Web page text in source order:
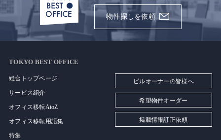
物件探しを依頼
TOKYO BEST OFFICE
総合トップページ
サービス紹介
オフィス移転AtoZ
オフィス移転用語集
特集
ビルオーナーの皆様へ
希望物件オーダー
掲載情報訂正依頼